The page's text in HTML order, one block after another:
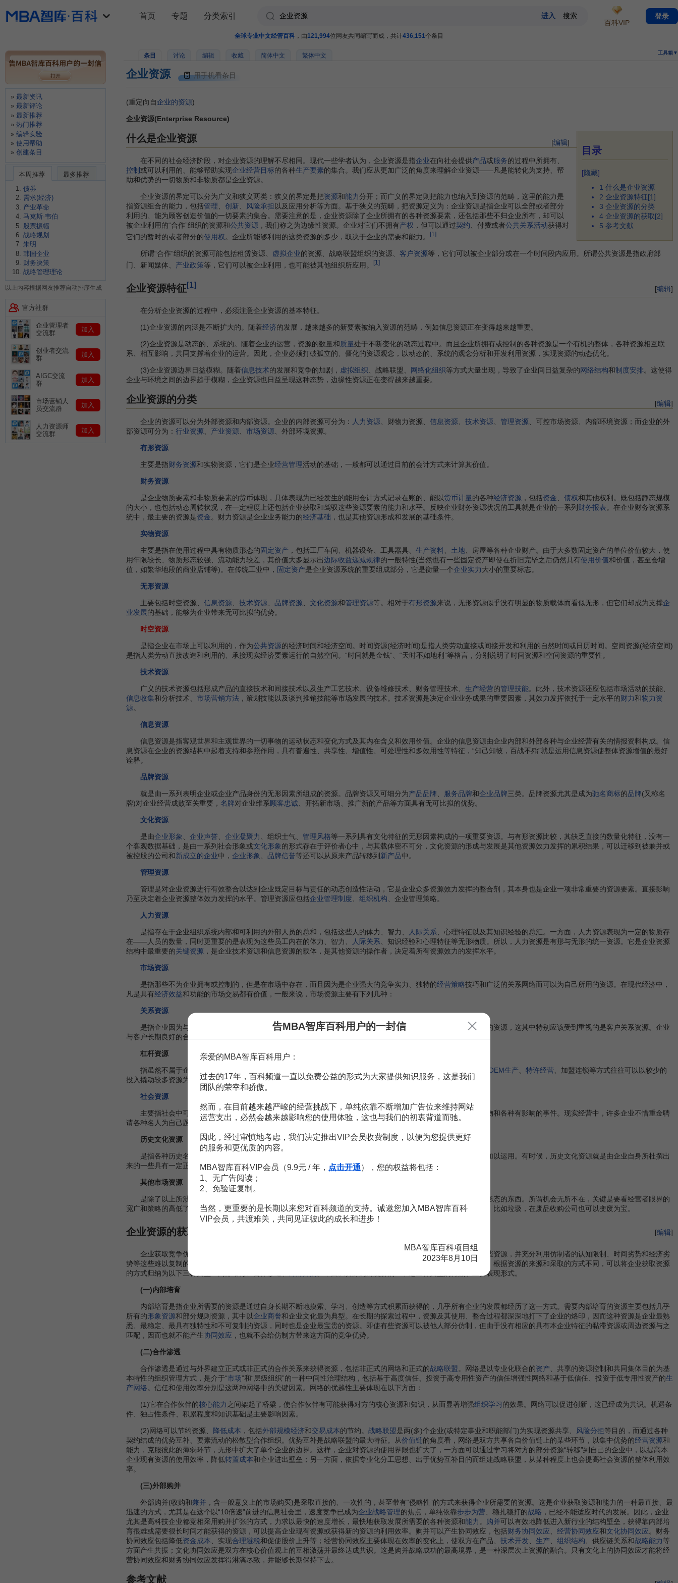
全球专业中文经管百科 ，由121,994位网友共同编写而成，共计436,151个条目
条目 讨论 编辑 收藏 简体中文 繁体中文 工具箱▼
企业资源 用手机看条目
(重定向自企业的资源)
企业资源(Enterprise Resource)
目录
[隐藏]
1 什么是企业资源
2 企业资源特征[1]
3 企业资源的分类
4 企业资源的获取[2]
5 参考文献
[编辑]
什么是企业资源
在不同的社会经济阶段，对企业资源的理解不尽相同。现代一些学者认为，企业资源是指企业在向社会提供产品或服务的过程中所拥有、
控制 或可以利用的、能够帮助实现企业经营目标的各种生产要素的集合。我们应从更加广泛的角度来理解企业资源——凡是能转化为支持、帮
助和优势的一切物质和非物质都是企业资源。
企业资源的界定可以分为广义和狭义两类：狭义的界定是把资源和能力分开；而广义的界定则把能力也纳入到资源的范畴，这里的能力是
指资源组合的能力，包括管理、 创新、 风险承担 以及应用分析等方面。基于狭义的范畴，把资源定义为：企业资源是指企业可以全部或者部分
利用的、能为顾客创造价值的一切要素的集合。需要注意的是，企业资源除了企业所拥有的各种资源要素，还包括那些不归企业所有，却可以
被企业利用的“合作”组织的资源和公共资源 ，我们称之为边缘性资源。企业对它们不拥有产权 ，但可以通过契约、付费或者公共关系活动获得对
它们的暂时的或者部分的使用权。企业所能够利用的这类资源的多少，取决于企业的需要和能力。 [1]
所谓“合作”组织的资源可能包括租赁资源、 虚拟企业的资源、战略联盟组织的资源、 客户资源等，它们可以被企业部分或在一个时间段内应用。所谓公共资源是指政府部
门、新闻媒体、 产业政策等，它们可以被企业利用，也可能被其他组织所应用。 [1]
[编辑]
企业资源特征[1]
在分析企业资源的过程中，必须注意企业资源的基本特征。
(1)企业资源的内涵是不断扩大的。随着经济的发展，越来越多的新要素被纳入资源的范畴，例如信息资源正在变得越来越重要。
(2)企业资源是动态的、系统的。随着企业的运营，资源的数量和质量处于不断变化的动态过程中。而且企业所拥有或控制的各种资源是一个有机的整体，各种资源相互联
系、相互影响，共同支撑着企业的运营。因此，企业必须打破孤立的、僵化的资源观念，以动态的、系统的观念分析和开发利用资源，实现资源的动态优化。
(3)企业资源边界日益模糊。随着信息技术的发展和竞争的加剧， 虚拟组织 、战略联盟、 网络化组织等方式大量出现，导致了企业间日益复杂的网络结构和制度安排。这使得
企业与环境之间的边界趋于模糊，企业资源也日益呈现这种态势，边缘性资源正在变得越来越重要。
[编辑]
企业资源的分类
企业的资源可以分为外部资源和内部资源。企业的内部资源可分为： 人力资源 、财物力资源、 信息资源 技术资源 管理资源 、可控市场资源、内部环境资源；而企业的外
部资源可分为： 行业资源 产业资源 市场资源 、外部环境资源。
有形资源
主要是指财务资源和实物资源，它们是企业经营管理活动的基础，一般都可以通过目前的会计方式来计算其价值。
财务资源
是企业物质要素和非物质要素的货币体现，具体表现为已经发生的能用会计方式记录在账的、能以货币计量的各种经济资源 ，包括资金 债权和其他权利。既包括静态规模
的大小，也包括动态周转状况，在一定程度上还包括企业获取和驾驭这些资源要素的能力和水平。反映企业财务资源状况的工具就是企业的一系列 财务报表。在企业财务资源系
统中，最主要的资源是资金。财力资源是企业业务能力的经济基础 ，也是其他资源形成和发展的基础条件。
实物资源
主要是指在使用过程中具有物质形态的固定资产 ，包括工厂车间、机器设备、工具器具、 生产资料 土地 、房屋等各种企业财产。由于大多数固定资产的单位价值较大，使
用年限较长、物质形态较强、流动能力较差，其价值大多显示出边际收益递减规律的一般特性(当然也有一些固定资产即使在折旧完毕之后仍然具有使用价值和价值，甚至会增
值，如繁华地段的商业店铺等)。在传统工业中， 固定资产是企业资源系统的重要组成部分，它是衡量一个企业实力大小的重要标志。
无形资源
主要包括时空资源、 信息资源 技术资源 品牌资源 文化资源和管理资源等。相对于有形资源来说，无形资源似乎没有明显的物质载体而看似无形，但它们却成为支撑企
业发展的基础，能够为企业带来无可比拟的优势。
时空资源
是指企业在市场上可以利用的，作为公共资源的经济时间和经济空间。时间资源(经济时间)是指人类劳动直接或间接开发和利用的自然时间或日历时间。空间资源(经济空间)
是指人类劳动直接改造和利用的、承接现实经济要素运行的自然空间。“时间就是金钱”、“天时不如地利”等格言，分别说明了时间资源和空间资源的重要性。
技术资源
广义的技术资源包括形成产品的直接技术和间接技术以及生产工艺技术、设备维修技术、财务管理技术、 生产经营的管理技能。此外，技术资源还应包括市场活动的技能、
信息收集和分析技术、 市场营销方法 ，策划技能以及谈判推销技能等市场发展的技术。技术资源是决定企业业务成果的重要因素，其效力发挥依托于一定水平的财力和物力资
源。
信息资源
信息资源是指客观世界和主观世界的一切事物的运动状态和变化方式及其内在含义和效用价值。企业的信息资源由企业内部和外部各种与企业经营有关的情报资料构成。信
息资源在企业的资源结构中起着支持和参照作用，具有普遍性、共享性、增值性、可处理性和多效用性等特征，“知己知彼，百战不殆”就是运用信息资源使整体资源增值的最好
诠释。
品牌资源
就是由一系列表明企业或企业产品身份的无形因素所组成的资源。品牌资源又可细分为产品品牌 服务品牌和企业品牌三类。品牌资源尤其是成为驰名商标的品牌(又称名
牌)对企业经营成败至关重要， 名牌对企业维系顾客忠诚 、开拓新市场、推广新的产品等方面具有无可比拟的优势。
文化资源
是由企业形象 企业声誉 企业凝聚力 、组织士气、 管理风格等一系列具有文化特征的无形因素构成的一项重要资源。与有形资源比较，其缺乏直接的数量化特征，没有一
个客观数据基础，是由一系列社会形象或文化形象的形式存在于评价者心中，与其载体密不可分，文化资源的形成与发展是其他资源效力发挥的累积结果，可以迁移到被兼并或
被控股的公司和新成立的企业中， 企业形象 品牌信誉等还可以从原来产品转移到 新产品中。
管理资源
管理是对企业资源进行有效整合以达到企业既定目标与责任的动态创造性活动，它是企业众多资源效力发挥的整合剂，其本身也是企业一项非常重要的资源要素。直接影响
乃至决定着企业资源整体效力发挥的水平。管理资源应包括企业管理制度 组织机构 、企业管理策略。
人力资源
是指存在于企业组织系统内部和可利用的外部人员的总和，包括这些人的体力、智力、 人际关系 、心理特征以及其知识经验的总汇。一方面，人力资源表现为一定的物质存
在——人员的数量，同时更重要的是表现为这些员工内在的体力、智力、
人际关系 、知识经验和心理特征等无形物质。所以，人力资源是有形与无形的统一资源。它是企业资源
结构中最重要的关键资源 ，是企业技术资源和信息资源的载体，是其他资源的操作者，决定着所有资源效力的发挥水平。
市场资源
是指那些不为企业拥有或控制的，但是在市场中存在，而且因为是企业强大的竞争实力、独特的经营策略技巧和广泛的关系网络而可以为自己所用的资源。在现代经济中，
凡是具有经济效益和功能的市场交易都有价值，一般来说，市场资源主要有下列几种：
关系资源
是指企业因为与 金融机构等个人或组织之间良好的关系而获得了可以利用的存在于企业外部的资源，这其中特别应该受到重视的是客户关系资源。企业
与客户长期良好的合作而建立起
杠杆资源
指虽然不属于企业所有，但是企业可以通过 OEM生产 特许经营 、加盟连锁等方式往往可以以较少的
投入撬动较多资源为自己的经营服务，这种资源的利用方式与物理学上的杠杆原理非常相似。
社会资源
主要指社会中可供自己利用的，能为企业自身带来优势或经营帮助的事件或人物，特别是现实社会中的名人、名物和各种有影响的事件。现实经营中，许多企业不惜重金聘
请各种名人为自己题字或者做宣传活动，就是利用社会资源的典型例子。
历史文化资源
是指各种历史名人、历史故事和文化传说等广泛存在于社会之中的文化资源。这其中的关键是要先人一步发掘和加以运用。有时候，历史文化资源就是由企业自身所杜撰出
来的一些具有一定正面影响的神话文学故事等。
其他市场资源
是除了以上所涉及的可以为企业利用，并形成一定竞争优势或者为企业带来支持、帮助和利益的各种物质或精神形态的东西。所谓机会无所不在，关键是要看经营者眼界的
宽广和策略的高低了。
企业经营 也是一样，只要善于开动脑筋，那么许多看上去原本毫无价值的东西也可以为我所用，比如垃圾，在废品收购公司也可以变废为宝。
[编辑]
企业资源的获取
企业获取竞争优势的前提是拥有异质性和非流动性的资源，因此，企业要想成功，面临的首要任务是如何获取这些资源，并充分利用仿制者的认知限制、时间劣势和经济劣
势等这些难以复制的独立性机制障碍及早获取
，以及持续不断地获取新的资源，推动企业向更高、更深层次发展。根据资源的来源和采取的方式不同，可以将企业获取资源
的方式归纳为以下三种类型：内部培育、合作渗透和
。下面从资源的角度解剖一下这三种类型的特点和主要表现形式。
(一)内部培育
内部培育是指企业所需要的资源是通过自身长期不断地摸索、学习、创造等方式积累而获得的，几乎所有企业的发展都经历了这一方式。需要内部培育的资源主要包括几乎
所有的形象资源和部分规则资源，其中以企业商誉和企业文化最为典型。在长期的探索过程中，资源及其使用、整合过程都深深地打下了企业的烙印，因而这种资源是企业最熟
悉、最稳定、最具有独特性和不可复制的资源，同时也是企业最宝贵的资源。即使有些资源可以被他人部分仿制，但由于没有相应的具有本企业特征的黏滞资源或周边资源与之
匹配，因而也就不能产生协同效应 ，也就不会给仿制方带来这方面的竞争优势。
(二)合作渗透
合作渗透是通过与外界建立正式或非正式的合作关系来获得资源，包括非正式的网络和正式的战略联盟。网络是以专业化联合的资产 、共享的资源控制和共同集体目的为基
本特性的组织管理方式，是介于“市场”和“层级组织”的一种中间性治理结构，包括基于高度信任、投资于高专用性资产的信任增强性网络和基于低信任、投资于低专用性资产的生
产网络。信任和使用效率分别是这两种网络中的关键因素。网络的优越性主要体现在以下方面：
(1)它在合作伙伴的核心能力之间架起了桥梁，使合作伙伴有可能获得对方的核心资源和知识，从而显著增强组织学习的效果。网络可以促进创新，这已经成为共识。机遇条
件、独占性条件、积累程度和知识基础是主要影响因素。
(2)网络可以节约资源、 降低成本 ，包括外部规模经济和交易成本的节约。 战略联盟是两(多)个企业(或特定事业和职能部门)为实现资源共享、 风险分担等目的，而通过各种
契约结成的优势互补、要素流动的松散型合作组织。优势互补是战略联盟的最大特征。从价值链的角度看，网络是双方共享各自价值链上的某些环节，以集中优势的经营资源和
能力，克服彼此的薄弱环节，无形中扩大了单个企业的边界。这样，企业对资源的使用界限也扩大了，一方面可以通过学习将对方的部分资源“转移”到自己的企业中，以提高本
企业现有资源的使用效率，降低转置成本和企业进出壁垒；另一方面，依据专业化分工思想、出于优势互补目的而组建战略联盟，从某种程度上也会提高社会资源的整体利用效
率。
(三)外部购并
外部购并(收购和兼并 ，含一般意义上的市场购买)是采取直接的、一次性的，甚至带有“侵略性”的方式来获得企业所需要的资源。这是企业获取资源和能力的一种最直接、最
迅速的方式，尤其是在这个以“10倍速”前进的信息社会里，速度竞争已成为企业战略管理的焦点，单纯依靠步步为营 、稳扎稳打的战略 ，已经不能适应时代的发展。因此，企业
尤其是高科技企业都竞相采用购并扩张的方式，力求以最快的速度增长，最快地获取发展所需要的各种资源和能力 。 购并可以有效地降低进入新行业的结构壁垒，获得靠内部培
育很难或需要很长时间才能获得的资源，可以提高企业现有资源或获得新的资源的利用效率。购并可以产生协同效应，包括财务协同效应 经营协同效应和文化协同效应。财务
协同效应包括降低资金成本 、实现合理避税和促使股价上升等；经营协同效应主要体现在效率的变化上，使双方在产品、 技术开发 生产 组织结构 、供应链关系和战略能力等
方面产生共振；文化协同效应是双方在核心价值观上的互相激荡并最终达成共识。这是购并战略成功的最高境界，是一种深层次上资源的融合。只有文化上的协同效应才能将经
营协同效应和财务协同效应发挥得淋漓尽致，并能够长期保持下去。
参考文献
首页 专题 分类索引
百科VIP
登录
最新资讯
最新评论
最新推荐
热门推荐
编辑实验
使用帮助
创建条目
本周推荐
最多推荐
债券
需求(经济)
产业革命
马克斯·韦伯
股票振幅
战略规划
朱明
韩国企业
财务决策
战略管理理论
以上内容根据网友推荐自动排序生成
官方社群
企业管理者
交流群
加入
创业者交流
群
加入
AIGC交流
群
加入
市场营销人
员交流群
加入
人力资源师
交流群
加入
告MBA智库百科用户的一封信
亲爱的MBA智库百科用户：
过去的17年，百科频道一直以免费公益的形式为大家提供知识服务，这是我们
团队的荣幸和骄傲。
然而，在目前越来越严峻的经营挑战下，单纯依靠不断增加广告位来维持网站
运营支出，必然会越来越影响您的使用体验，这也与我们的初衷背道而驰。
因此，经过审慎地考虑，我们决定推出VIP会员收费制度，以便为您提供更好
的服务和更优质的内容。
MBA智库百科VIP会员（9.9元 / 年， 点击开通），您的权益将包括：
1、无广告阅读；
2、免验证复制。
当然，更重要的是长期以来您对百科频道的支持。诚邀您加入MBA智库百科
VIP会员，共渡难关，共同见证彼此的成长和进步！
MBA智库百科项目组
2023年8月10日